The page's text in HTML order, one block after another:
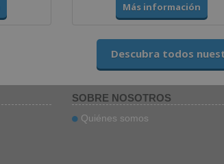
Más información
Descubra todos
SOBRE NOSOTROS
Quiénes somos